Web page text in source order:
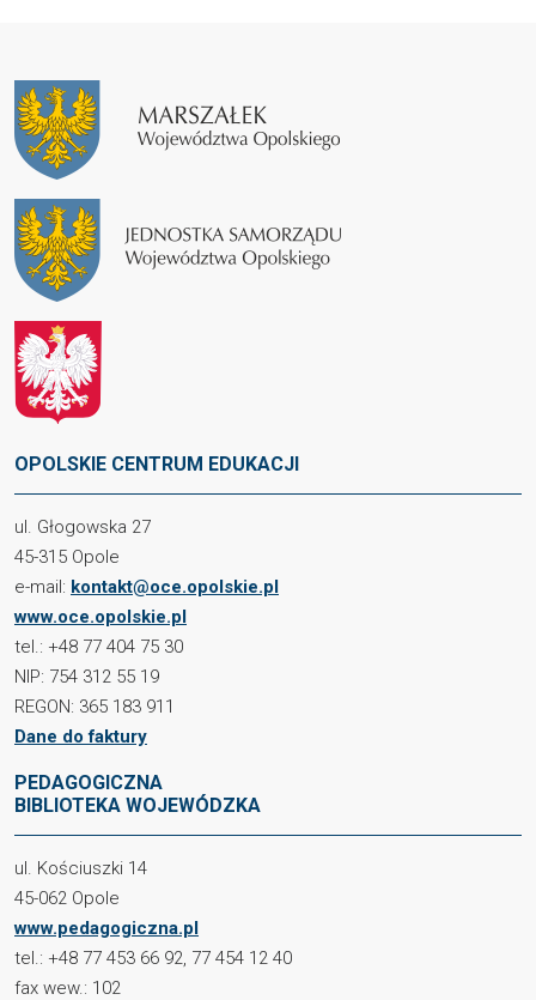
OPOLSKIE CENTRUM EDUKACJI
ul. Głogowska 27
45-315 Opole
e-mail: kontakt@oce.opolskie.pl
www.oce.opolskie.pl
tel.: +48 77 404 75 30
NIP: 754 312 55 19
REGON: 365 183 911
Dane do faktury
PEDAGOGICZNA
BIBLIOTEKA WOJEWÓDZKA
ul. Kościuszki 14
45-062 Opole
www.pedagogiczna.pl
tel.: +48 77 453 66 92, 77 454 12 40
fax wew.: 102